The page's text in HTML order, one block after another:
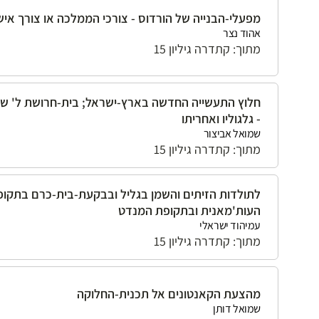
מפעלי-הבנייה של הורדוס - צורכי הממלכה או צורך
אהוד נצר
מתוך: קתדרה גיליון 15
חלוץ התעשייה החדשה בארץ-ישראל; בית-חרושת ל'
- גלגוליו ואחריתו
שמואל אביצור
מתוך: קתדרה גיליון 15
לתולדות הזיתים והשמן בגליל ובבקעת-בית-כרם
העות'מאנית ובתקופת המנדט
עמיהוד ישראלי
מתוך: קתדרה גיליון 15
מהצעת הקאנטונים אל תכנית-החלוקה
שמואל דותן